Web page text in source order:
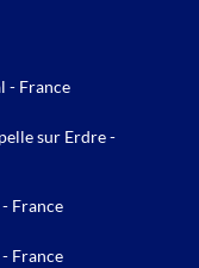
- France
sur Erdre -
France
France